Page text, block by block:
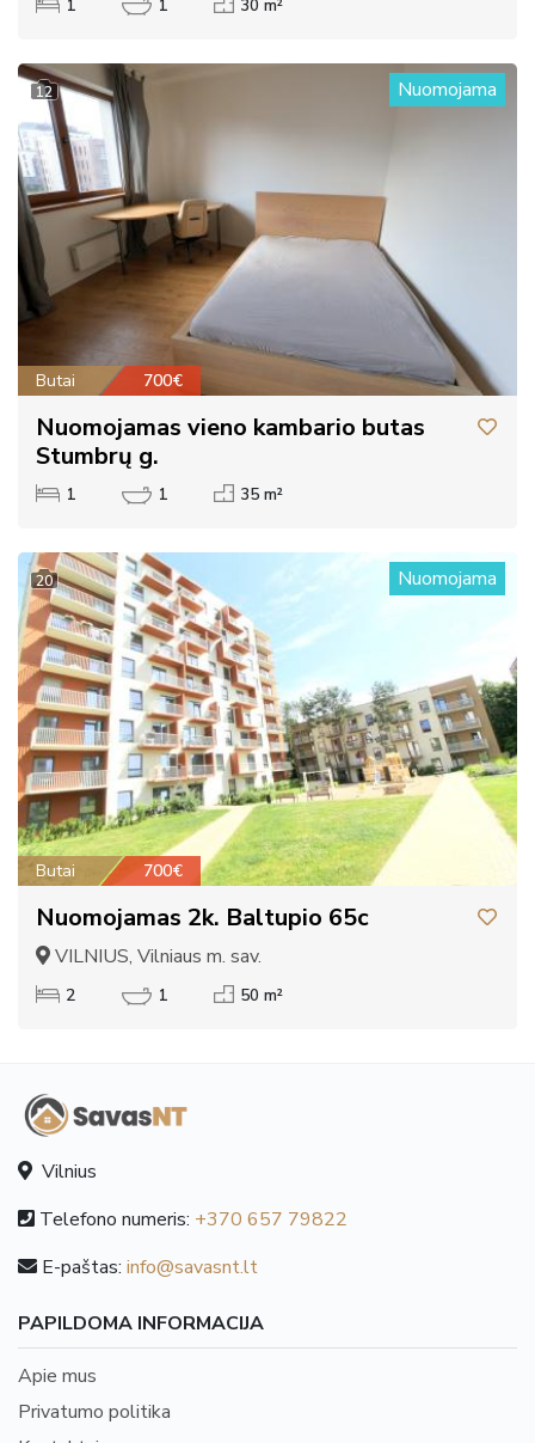
1 1 30 m²
12 Nuomojama
Butai 700€
Nuomojamas vieno kambario butas
Stumbrų g.
1 1 35 m²
20 Nuomojama
Butai 700€
Nuomojamas 2k. Baltupio 65c
VILNIUS, Vilniaus m. sav.
2 1 50 m²
Vilnius
Telefono numeris: +370 657 79822
E-paštas: info@savasnt.lt
PAPILDOMA INFORMACIJA
Apie mus
Privatumo politika